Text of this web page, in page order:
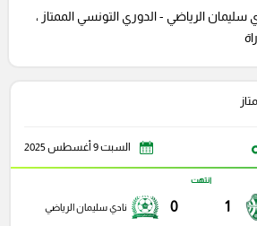
سليمان الرياضي - الدوري التونسي الممتاز ،
السبت 9 أغسطس 2025
1
انتهت
0 نادي سليمان الرياضي